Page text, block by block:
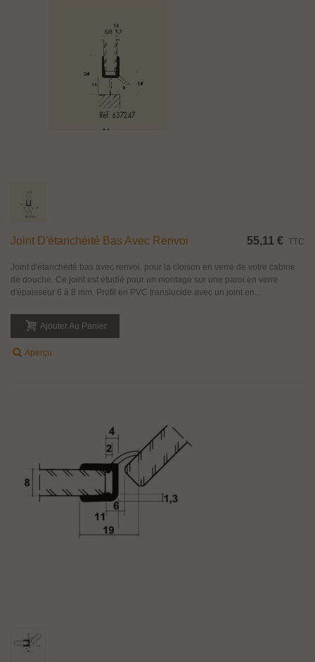
Joint D'étanchéité Bas Avec Renvoi 55,11 € TTC
Joint d'étanchéité bas avec renvoi, pour la cloison en verre de votre cabine
de douche. Ce joint est étudié pour un montage sur une paroi en verre
d'épaisseur 6 à 8 mm. Profil en PVC translucide avec un joint en...
Ajouter Au Panier
Aperçu